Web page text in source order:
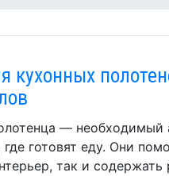
кухонных
— необходимый
готовят еду. Они
так и содержать